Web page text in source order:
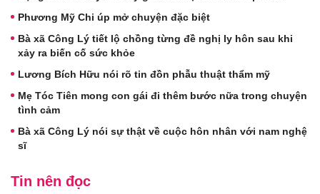
Phương Mỹ Chi úp mở chuyện đặc biệt
Bà xã Công Lý tiết lộ chồng từng đề nghị ly hôn sau khi
xảy ra biến cố sức khỏe
Lương Bích Hữu nói rõ tin đồn phẫu thuật thẩm mỹ
Mẹ Tóc Tiên mong con gái đi thêm bước nữa trong chuyện
tình cảm
Bà xã Công Lý nói sự thật về cuộc hôn nhân với nam nghệ
sĩ
Tin nên đọc